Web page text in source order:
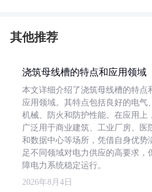
其他推荐
浇筑母线槽的特点和应用领域
本文详细介绍了浇筑母线槽的特点
应用领域。其特点包括良好的电气、
机械、防火和防护性能。在应用上，
广泛用于商业建筑、工业厂房、医
和数据中心等场所，凭借自身优势
足不同领域对电力供应的高要求，
障电力系统稳定运行。
2026年8月4日